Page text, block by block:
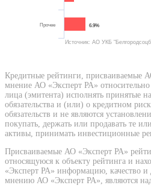
6.9%
Прочее
Источник: АО УКБ
Кредитные рейтинги, присваиваемые
мнение АО «Эксперт РА»
лица (эмитента) исполнять принятые
обязательства и (или) о кредитном
обязательств и не являются
покупать, держать или продавать те
активы, принимать инвестиционные
Присваиваемые АО «Эксперт РА»
относящуюся к объекту рейтинга и
«Эксперт РА» информацию, качество и
мнению АО «Эксперт РА», являются